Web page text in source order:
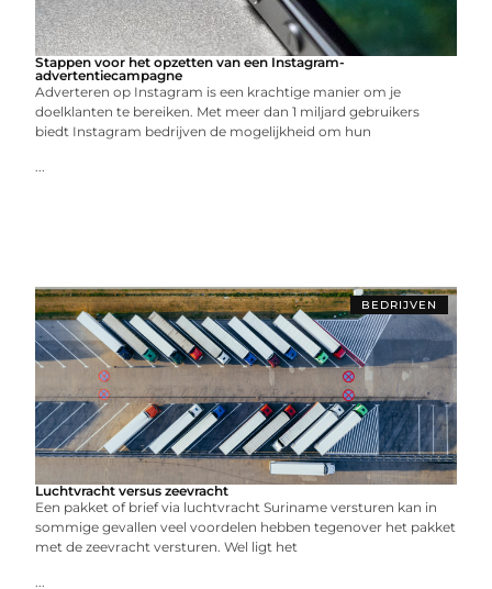
Stappen voor het opzetten van een Instagram-
advertentiecampagne
Adverteren op Instagram is een krachtige manier om je
doelklanten te bereiken. Met meer dan 1 miljard gebruikers
biedt Instagram bedrijven de mogelijkheid om hun
...
BEDRIJVEN
Luchtvracht versus zeevracht
Een pakket of brief via luchtvracht Suriname versturen kan in
sommige gevallen veel voordelen hebben tegenover het pakket
met de zeevracht versturen. Wel ligt het
...